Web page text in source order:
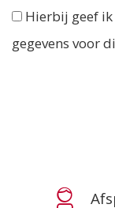
Hierbij geef
gegevens voor